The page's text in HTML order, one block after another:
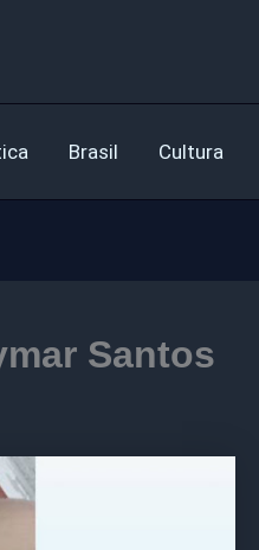
Brasil Cultura
Santos